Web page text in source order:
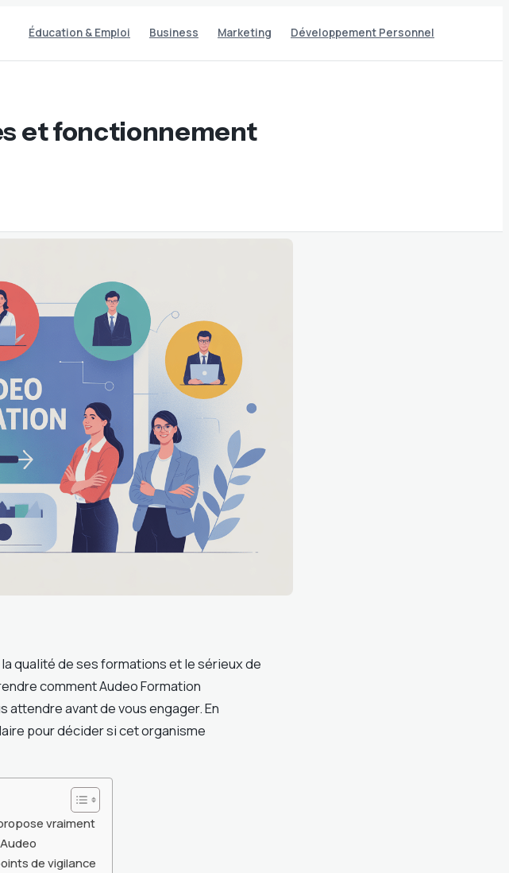
Éducation & Emploi Business Marketing Développement Personnel
et fonctionnement
qualité de ses formations et le sérieux de
comment Audeo Formation
attendre avant de vous engager. En
pour décider si cet organisme
vraiment
de vigilance